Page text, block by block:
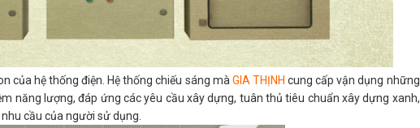
của hệ thống điện. Hệ thống chiếu sáng mà G IA THỊNH cung cấp vận dụng những
năng lượng, đáp ứng các yêu cầu xây dựng, tuân thủ tiêu chuẩn xây dựng xanh,
cầu của người sử dụng.